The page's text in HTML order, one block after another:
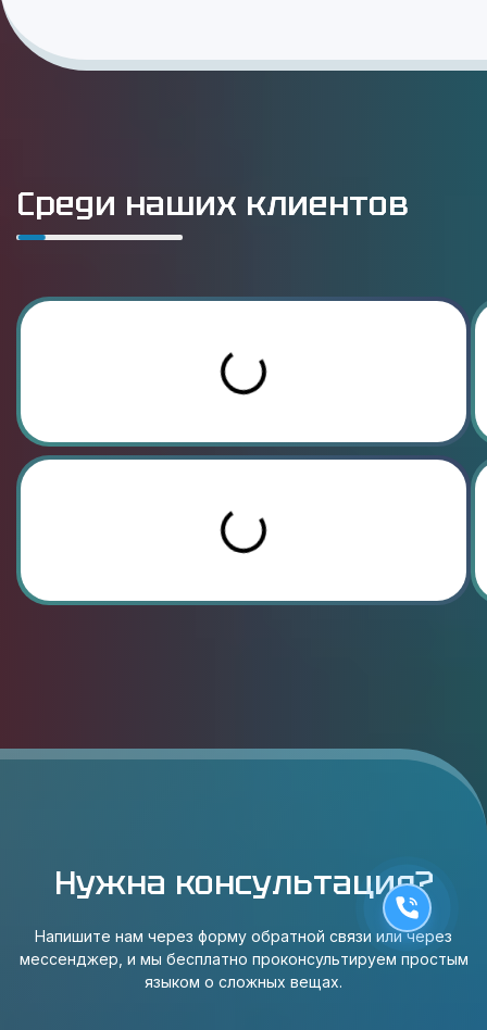
Среди наших клиентов
Нужна консультация?
Напишите нам через форму обратной связи или через
мессенджер, и мы бесплатно проконсультируем простым
языком о сложных вещах.